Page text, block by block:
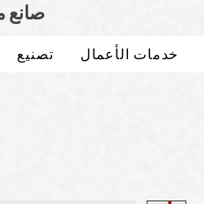
صانع
تصنيع خدمات الأعمال